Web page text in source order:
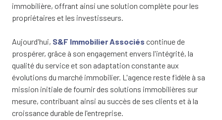
immobilière, offrant ainsi une solution complète pour les
propriétaires et les investisseurs.
Aujourd'hui, S&F Immobilier Associés continue de
prospérer, grâce à son engagement envers l'intégrité, la
qualité du service et son adaptation constante aux
évolutions du marché immobilier. L'agence reste fidèle à sa
mission initiale de fournir des solutions immobilières sur
mesure, contribuant ainsi au succès de ses clients et à la
croissance durable de l'entreprise.